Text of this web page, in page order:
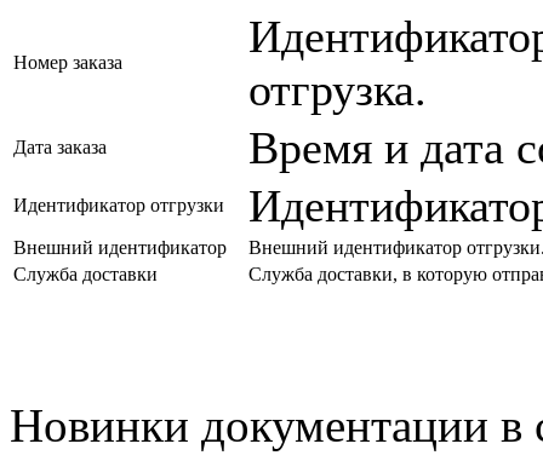
Номер заказа
отгрузка.
Дата заказа Время и дата
Идентификатор отгрузки
Внешний идентификатор
Внешний идентификатор
Служба доставки
Служба доставки, в которую
Новинки документации в